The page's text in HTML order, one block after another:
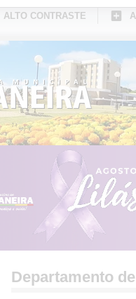
ALTO CONTRASTE
CONHEÇA MEDIANEIRA
Departamento